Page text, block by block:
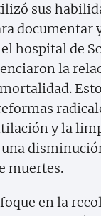
sus
documentar
hospital de
la
y la
muertes.
en la